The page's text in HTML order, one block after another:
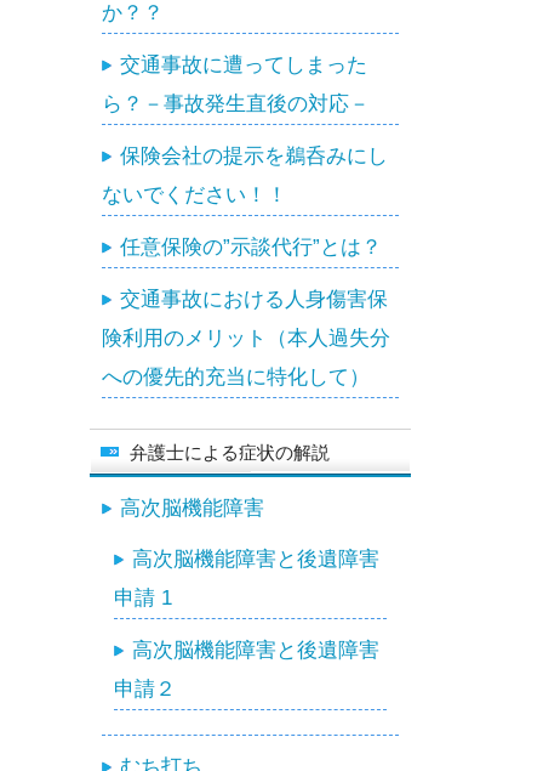
か？？
交通事故に遭ってしまった
ら？－事故発生直後の対応－
保険会社の提示を鵜呑みにし
ないでください！！
任意保険の”示談代行”とは？
交通事故における人身傷害保
険利用のメリット（本人過失分
への優先的充当に特化して）
弁護士による症状の解説
高次脳機能障害
高次脳機能障害と後遺障害
申請 1
高次脳機能障害と後遺障害
申請２